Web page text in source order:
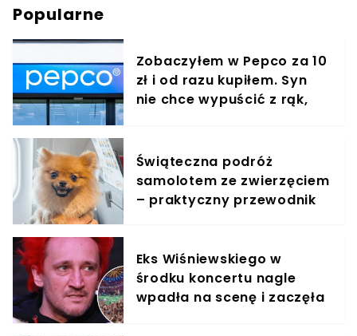
Popularne
Zobaczyłem w Pepco za 10
zł i od razu kupiłem. Syn
nie chce wypuścić z rąk,
Świąteczna podróż
samolotem ze zwierzęciem
– praktyczny przewodnik
Eks Wiśniewskiego w
środku koncertu nagle
wpadła na scenę i zaczęła